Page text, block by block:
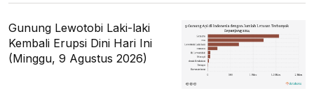
Gunung Lewotobi Laki-laki
Kembali Erupsi Dini Hari Ini
(Minggu, 9 Agustus 2026)